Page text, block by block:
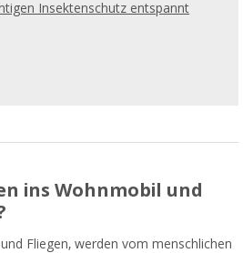
Insektenschutz entspannt
ins Wohnmobil und
Fliegen, werden vom menschlichen